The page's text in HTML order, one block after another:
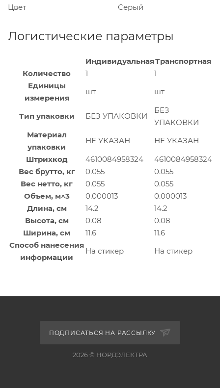
Цвет
Серый
Логистические параметры
ИндивидуальнаяТранспортная
Количество
1
1
Единицы
измерения
шт шт
Тип упаковки БЕЗ УПАКОВКИ
БЕЗ
УПАКОВКИ
Материал
упаковки
НЕ УКАЗАН
НЕ УКАЗАН
Штрихкод
4610084958324
4610084958324
Вес брутто, кг
0.055
0.055
Вес нетто, кг
0.055
0.055
Объем, м^3
0.000013
0.000013
Длина, см
14.2
14.2
Высота, см
0.08
0.08
Ширина, см
11.6
11.6
Способ нанесения
информации
На стикер На стикер
ПОДПИСАТЬСЯ НА РАССЫЛКУ
2026 © НОРДЭЛЕКТРА